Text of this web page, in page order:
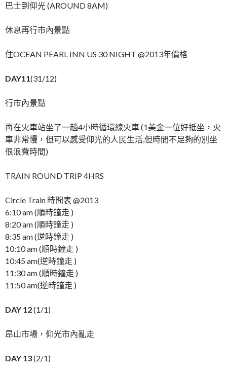
巴士到仰光 (AROUND 8AM)
休息再行市內景點
住OCEAN PEARL INN US 30 NIGHT @2013年價格
DAY11(31/12)
行市內景點
再在火車站坐了一趟4小時循環線火車 (1美金一位好抵坐，火
車非常慢，但可以感受仰光的人民生活,但時間不足夠的別坐
很浪費時間)
TRAIN ROUND TRIP 4HRS
Circle Train 時間表 @2013
6:10 am (順時鐘走 )
8:20 am (順時鐘走 )
8:35 am (逆時鐘走 )
10:10 am (順時鐘走 )
10:45 am(逆時鐘走 )
11:30 am (順時鐘走 )
11:50 am(逆時鐘走 )
DAY 12(1/1)
昂山市場，仰光市內亂走
DAY 13(2/1)